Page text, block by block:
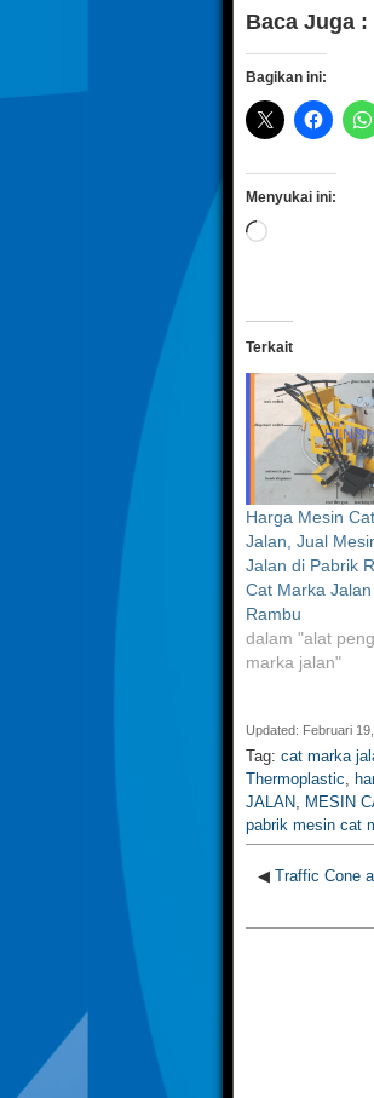
Baca Juga :
Bagikan ini:
Menyukai ini:
Memuat...
Terkait
Harga Mesin
Jalan, Jual
Jalan di Pabrik
Cat Marka
Rambu
dalam "alat
marka jalan"
Updated: Februari
Tag: cat marka
Thermoplastic
JALAN
MESIN
pabrik mesin cat
◀ Traffic Cone